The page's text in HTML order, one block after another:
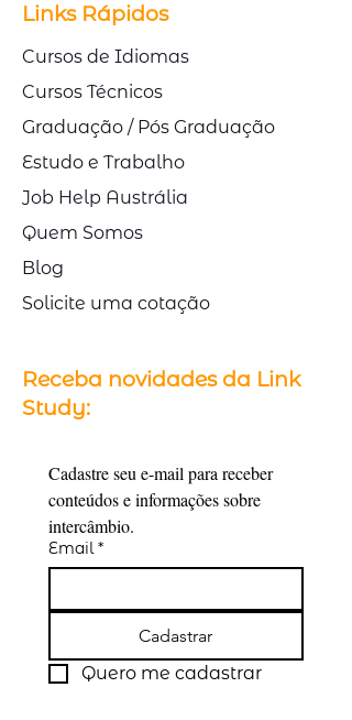
Links Rápidos
Cursos de Idiomas
Cursos Técnicos
Graduação / Pós Graduação
Estudo e Trabalho
Job Help Austrália
Quem Somos
Blog
Solicite uma cotação
Receba novidades da Link
Study:
Cadastre seu e-mail para receber
conteúdos e informações sobre
intercâmbio.
Email *
Cadastrar
Quero me cadastrar